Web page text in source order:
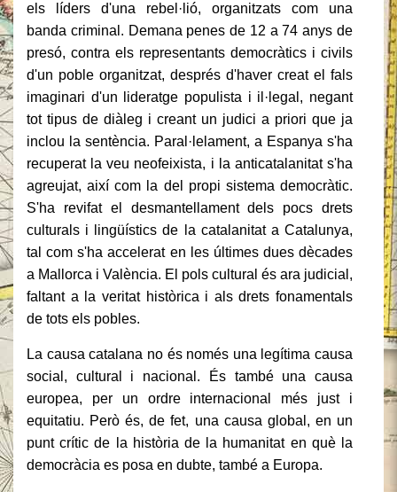
els líders d'una rebel·lió, organitzats com una
banda criminal. Demana penes de 12 a 74 anys de
presó, contra els representants democràtics i civils
d'un poble organitzat, després d'haver creat el fals
imaginari d'un lideratge populista i il·legal, negant
tot tipus de diàleg i creant un judici a priori que ja
inclou la sentència. Paral·lelament, a Espanya s'ha
recuperat la veu neofeixista, i la anticatalanitat s'ha
agreujat, així com la del propi sistema democràtic.
S'ha revifat el desmantellament dels pocs drets
culturals i lingüístics de la catalanitat a Catalunya,
tal com s'ha accelerat en les últimes dues dècades
a Mallorca i València. El pols cultural és ara judicial,
faltant a la veritat històrica i als drets fonamentals
de tots els pobles.
La causa catalana no és només una legítima causa
social, cultural i nacional.
És també una causa
europea, per un ordre internacional més just i
equitatiu. Però és, de fet, una causa global, en un
punt crític de la història de la humanitat en què la
democràcia es posa en dubte, també a Europa.